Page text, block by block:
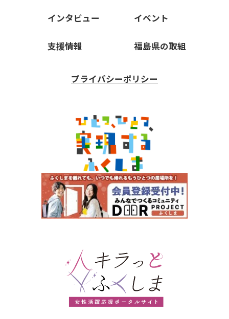
インタビュー イベント
支援情報 福島県の取組
プライバシーポリシー